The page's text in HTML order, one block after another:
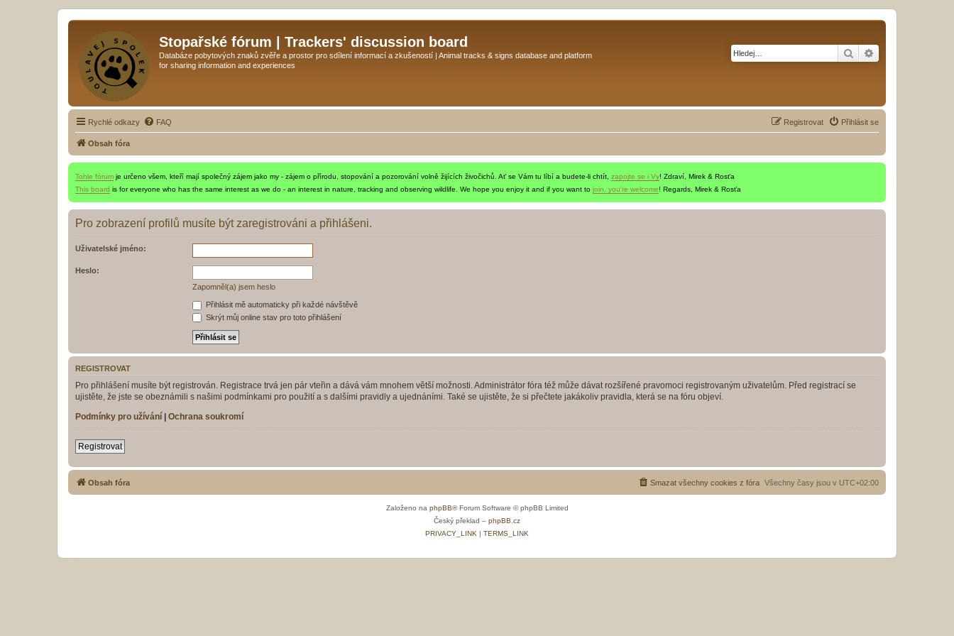
Stopařské fórum | Trackers' discussion board
Databáze pobytových znaků zvěře a prostor pro sdílení informací a zkušeností | Animal tracks & signs database and platform
for sharing information and experiences
Hledat
Rychlé odkazy FAQ Přihlásit se
Registrovat
Obsah fóra
Tohle fórum je určeno všem, kteří mají společný zájem jako my - zájem o přírodu, stopování a pozorování volně žijících živočichů. Ať se Vám tu líbí a budete-li chtít, zapojte se i Vy! Zdraví, Mirek & Rosťa
This board is for everyone who has the same interest as we do - an interest in nature, tracking and observing wildlife. We hope you enjoy it and if you want to join, you're welcome! Regards, Mirek & Rosťa
Pro zobrazení profilů musíte být zaregistrováni a přihlášeni.
Uživatelské jméno:
Heslo:
Zapomněl(a) jsem heslo
Přihlásit mě automaticky při každé návštěvě
Skrýt můj online stav pro toto přihlášení
REGISTROVAT
Pro přihlášení musíte být registrován. Registrace trvá jen pár vteřin a dává vám mnohem větší možnosti. Administrátor fóra též může dávat rozšířené pravomoci registrovaným uživatelům. Před registrací se
ujistěte, že jste se obeznámili s našimi podmínkami pro použití a s dalšími pravidly a ujednáními. Také se ujistěte, že si přečtete jakákoliv pravidla, která se na fóru objeví.
Podmínky pro užívání | Ochrana soukromí
Registrovat
Obsah fóra Všechny časy jsou v UTC+02:00
Smazat všechny cookies z fóra
Založeno na phpBB® Forum Software © phpBB Limited
Český překlad – phpBB.cz
PRIVACY_LINK | TERMS_LINK